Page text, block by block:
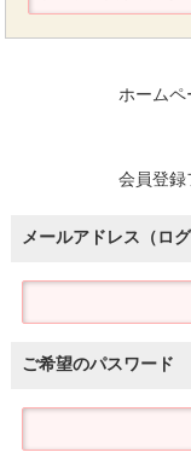
ホームペ
会員登録
メールアドレス（ログ
ご希望のパスワード